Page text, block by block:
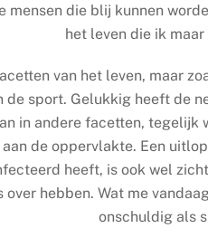
mensen die blij kunnen
het leven die ik maar
van het leven, maar
de sport. Gelukkig heeft de
in andere facetten,
de oppervlakte. Een
heeft, is ook wel
over hebben. Wat me
onschuldig als